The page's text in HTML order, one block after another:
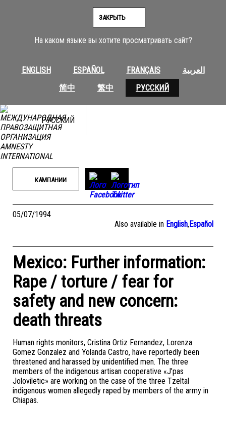
На каком языке вы хотите просматривать сайт?
ENGLISH ESPAÑOL FRANÇAIS
العربية
简中
繁中 РУССКИЙ
ЗАКРЫТЬ
РУССКИЙ
КАМПАНИИ
05/07/1994
Also available in English,Español
Mexico: Further information:
Rape / torture / fear for
safety and new concern:
death threats
Human rights monitors, Cristina Ortiz Fernandez, Lorenza
Gomez Gonzalez and Yolanda Castro, have reportedly been
threatened and harassed by unidentified men. The three
members of the indigenous artisan cooperative «J’pas
Joloviletic» are working on the case of the three Tzeltal
indigenous women allegedly raped by members of the army in
Chiapas.